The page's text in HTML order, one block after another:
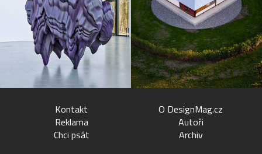
Kontakt
Reklama
Chci psát
O DesignMag.cz
Autoři
Archiv